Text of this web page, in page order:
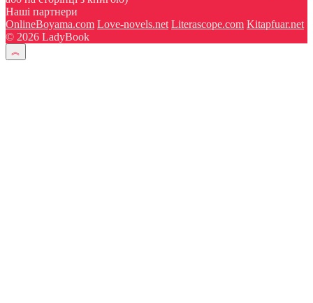
Наші партнери
OnlineBoyama.com Love-novels.net Literascope.com Kitapfuar.net
© 2026 LadyBook